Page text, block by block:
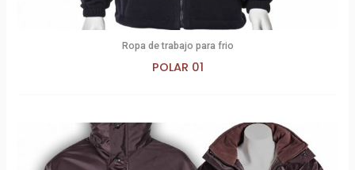
Ropa de trabajo para frio
POLAR 01